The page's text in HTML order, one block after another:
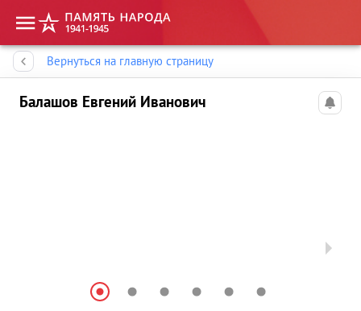
Вернуться на главную страницу
Балашов Евгений Иванович
Память народа